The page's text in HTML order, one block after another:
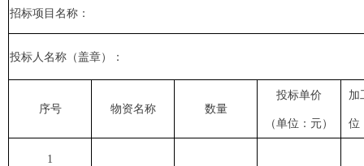
招标项目名称：
投标人名称（盖章）：
序号 物资名称 数量
投标单价
（单位：元）
加
位
1